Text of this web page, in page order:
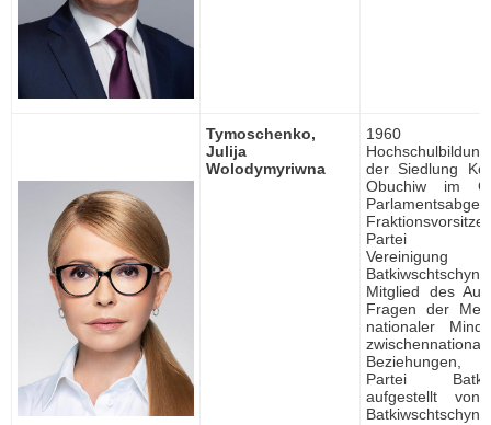
Tymoschenko,
Julija
Wolodymyriwna
1960
der Siedlung
Obuchiw im
Partei
Vereinigung
Mitglied des
Fragen der
nationaler
Beziehungen,
Partei
aufgestellt
Batkiwschtschyna